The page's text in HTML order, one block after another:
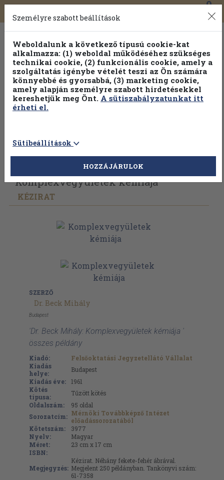
Toggle
navigation
0
Vissza az előző oldalra Válasszon példányt
Komplexvegyületek kémiája
KÉZIRAT
SZERZŐ
Dr. Beck Mihály
Budapest
'Dr. Beck Mihály: Komplexvegyületek kémiája '
összes példány
Kiadó:
Felsőoktatási Jegyzetellátó Vállalat
Kiadás
helye:
Budapest
Kiadás éve:
1961
Kötés
típusa:
Tűzött kötés
Oldalszám:
95 oldal
Sorozatcím: Mérnöki Továbbképző Intézet
előadássorozatából
Kötetszám:
3977
Nyelv:
Magyar
Méret:
23 cm x 17 cm
ISBN:
Megjegyzés:
Kézirat. Néhány fekete-fehér ábrával.
Megjelent 250 példányban. Tankönyvi szám:
61-7358
Személyre szabott beállítások
Weboldalunk a következő típusú cookie-kat
alkalmazza: (1) weboldal működéséhez szükséges
technikai cookie, (2) funkcionális cookie, amely a
szolgáltatás igénybe vételét teszi az Ön számára
könnyebbé és gyorsabbá, (3) marketing cookie,
amely alapján személyre szabott hirdetésekkel
kereshetjük meg Önt. A sütiszabályzatunkat itt
érheti el.
Sütibeállítások
HOZZÁJÁRULOK